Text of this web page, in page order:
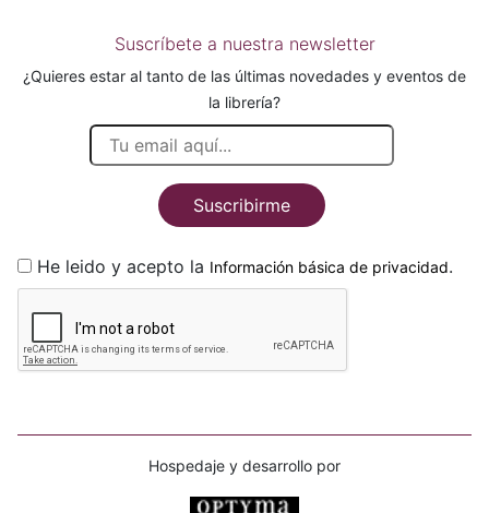
Suscríbete a nuestra newsletter
¿Quieres estar al tanto de las últimas novedades y eventos de
la librería?
Suscribirme
He leido y acepto la Información básica de privacidad.
Hospedaje y desarrollo por